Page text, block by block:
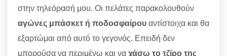
στην τηλεόρασή μου. Οι πελάτες παρακολουθούν
αγώνες μπάσκετ ή ποδοσφαίρουαντίστοιχα και θα
εξαρτώμαι από αυτό το γεγονός. Επειδή δεν
μπορούσα να περιμένω και ναχάσω το τζίρο της